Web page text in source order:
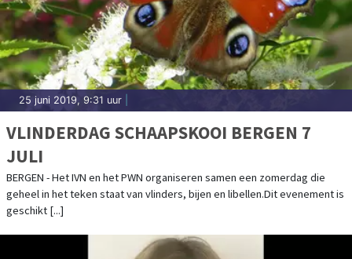
25 juni 2019, 9:31 uur
VLINDERDAG SCHAAPSKOOI BERGEN 7
JULI
BERGEN - Het IVN en het PWN organiseren samen een zomerdag die
geheel in het teken staat van vlinders, bijen en libellen.Dit evenement is
geschikt [...]